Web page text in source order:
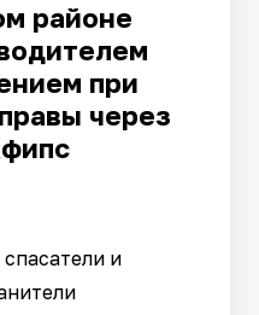
районе
при
через
и